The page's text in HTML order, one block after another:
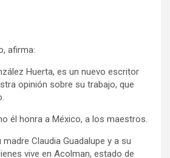
afirma:
Huerta, es un nuevo escritor
opinión sobre su trabajo, que
él honra a México, a los maestros.
Claudia Guadalupe y a su
vive en Acolman, estado de